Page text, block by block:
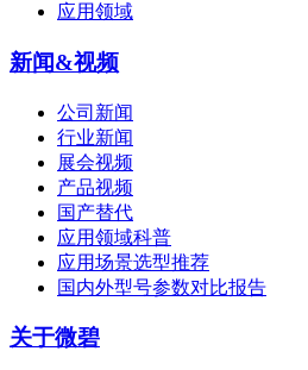
应用领域
新闻&视频
公司新闻
行业新闻
展会视频
产品视频
国产替代
应用领域科普
应用场景选型推荐
国内外型号参数对比报告
关于微碧